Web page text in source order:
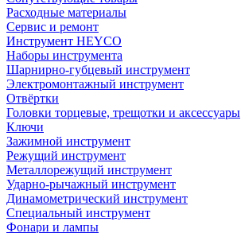
Расходные материалы
Сервис и ремонт
Инструмент HEYCO
Наборы инструмента
Шарнирно-губцевый инструмент
Электромонтажный инструмент
Отвёртки
Головки торцевые, трещотки и аксессуары
Ключи
Зажимной инструмент
Режущий инструмент
Металлорежущий инструмент
Ударно-рычажный инструмент
Динамометрический инструмент
Специальный инструмент
Фонари и лампы